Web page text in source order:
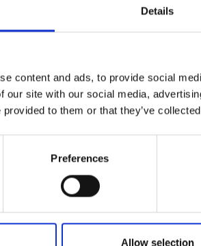
Details
content and ads, to provide social
our site with our social media,
provided to them or that they’ve
Preferences
Allow selection
Accessori
x p)